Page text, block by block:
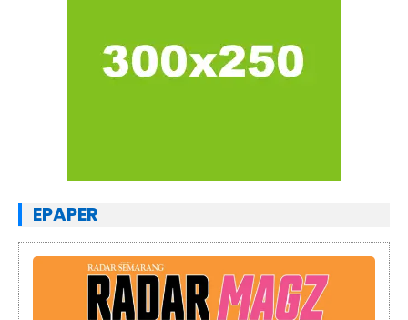
EPAPER